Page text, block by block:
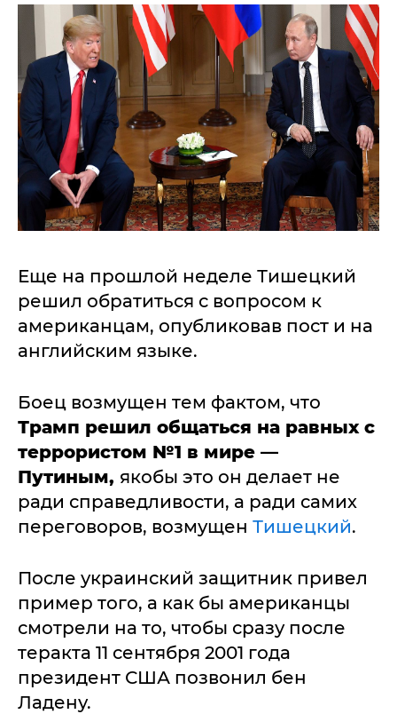
Еще на прошлой неделе Тишецкий
решил обратиться с вопросом к
американцам, опубликовав пост и на
английским языке.
Боец возмущен тем фактом, что
Трамп решил общаться на равных с
террористом №1 в мире —
Путиным, якобы это он делает не
ради справедливости, а ради самих
переговоров, возмущен Тишецкий.
После украинский защитник привел
пример того, а как бы американцы
смотрели на то, чтобы сразу после
теракта 11 сентября 2001 года
президент США позвонил бен
Ладену.